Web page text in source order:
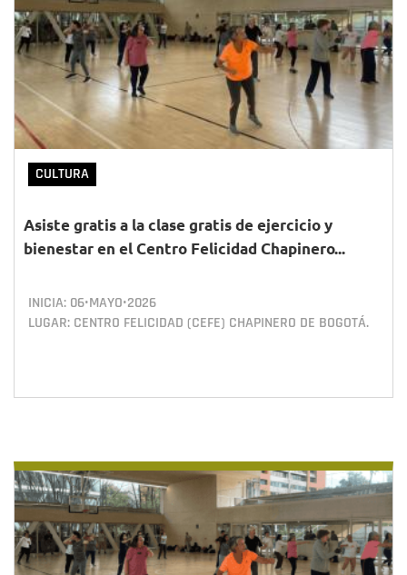
CULTURA
Asiste gratis a la clase gratis de ejercicio y
bienestar en el Centro Felicidad Chapinero...
INICIA: 06•MAYO•2026
LUGAR: CENTRO FELICIDAD (CEFE) CHAPINERO DE BOGOTÁ.